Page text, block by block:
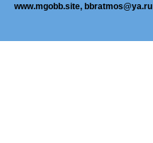
www.mgobb.site, bbratmos@ya.ru